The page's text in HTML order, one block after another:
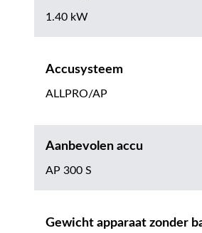
1.40 kW
Accusysteem
ALLPRO/AP
Aanbevolen accu
AP 300 S
Gewicht apparaat zonder